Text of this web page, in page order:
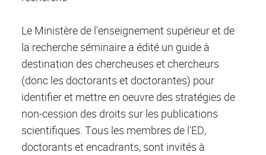
Le Ministère de l'enseignement supérieur et de
la recherche séminaire a édité un guide à
destination des chercheuses et chercheurs
(donc les doctorants et doctorantes) pour
identifier et mettre en oeuvre des stratégies de
non-cession des droits sur les publications
scientifiques. Tous les membres de l'ED,
doctorants et encadrants, sont invités à